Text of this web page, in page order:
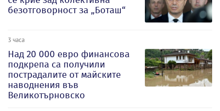
безотговорност за „Боташ“
3 часа
Над 20 000 евро финансова
подкрепа са получили
пострадалите от майските
наводнения във
Великотърновско